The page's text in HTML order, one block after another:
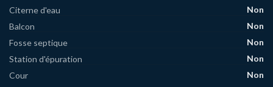
Citerne d'eau
Non
Balcon
Non
Fosse septique
Non
Station d'épuration
Non
Cour
Non